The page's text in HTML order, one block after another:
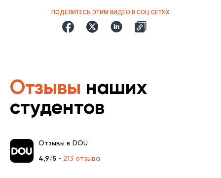
ПОДЕЛИТЕСЬ ЭТИМ ВИДЕО В СОЦ СЕТЯХ
Отзывы наших
студентов
Отзывы в DOU
4,9/5 - 213 отзыва